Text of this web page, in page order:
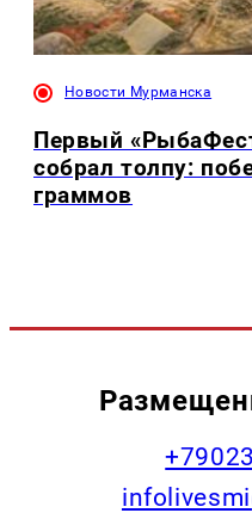
Новости Мурманска
Первый
собрал толпу:
граммов